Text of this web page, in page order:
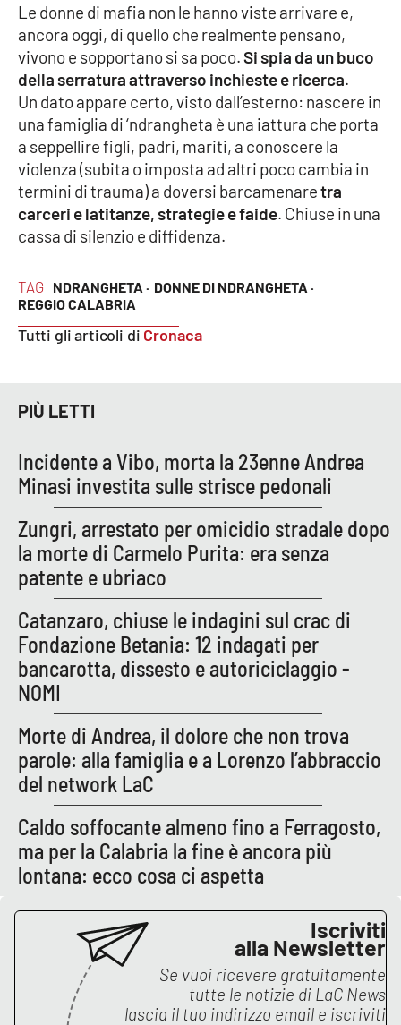
TAG NDRANGHETA · DONNE DI NDRANGHETA ·
REGGIO CALABRIA
Tutti gli articoli di Cronaca
Le donne di mafia non le hanno viste arrivare e,
ancora oggi, di quello che realmente pensano,
vivono e sopportano si sa poco.Si spia da un buco
della serratura attraverso inchieste e ricerca.
Un dato appare certo, visto dall’esterno: nascere in
una famiglia di ‘ndrangheta è una iattura che porta
a seppellire figli, padri, mariti, a conoscere la
violenza (subita o imposta ad altri poco cambia in
termini di trauma) a doversi barcamenaretra
carceri e latitanze, strategie e faide. Chiuse in una
cassa di silenzio e diffidenza.
PIÙ LETTI
Incidente a Vibo, morta la 23enne Andrea
Minasi investita sulle strisce pedonali
Zungri, arrestato per omicidio stradale dopo
la morte di Carmelo Purita: era senza
patente e ubriaco
Catanzaro, chiuse le indagini sul crac di
Fondazione Betania: 12 indagati per
bancarotta, dissesto e autoriciclaggio -
NOMI
Morte di Andrea, il dolore che non trova
parole: alla famiglia e a Lorenzo l’abbraccio
del network LaC
Caldo soffocante almeno fino a Ferragosto,
ma per la Calabria la fine è ancora più
lontana: ecco cosa ci aspetta
Iscriviti
alla Newsletter
Se vuoi ricevere gratuitamente
tutte le notizie di LaC News
lascia il tuo indirizzo email e iscriviti